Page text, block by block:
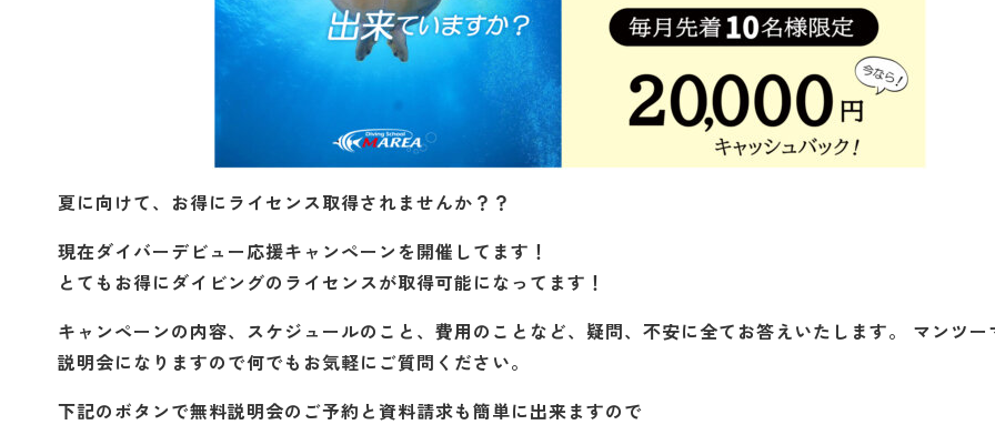
夏に向けて、お得にライセンス取得されませんか？？
現在ダイバーデビュー応援キャンペーンを開催してます！
とてもお得にダイビングのライセンスが取得可能になってます！
キャンペーンの内容、スケジュールのこと、費用のことなど、疑問、不安に全てお答えいたします。 マンツー
説明会になりますので何でもお気軽にご質問ください。
下記のボタンで無料説明会のご予約と資料請求も簡単に出来ますので